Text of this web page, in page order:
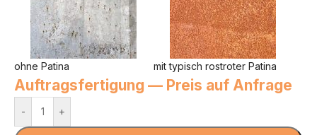
ohne Patina mit typisch rostroter Patina
Auftragsfertigung — Preis auf Anfrage
- +